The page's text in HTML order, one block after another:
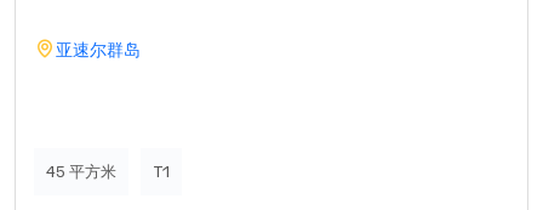
亚速尔群岛
45 平方米 T1